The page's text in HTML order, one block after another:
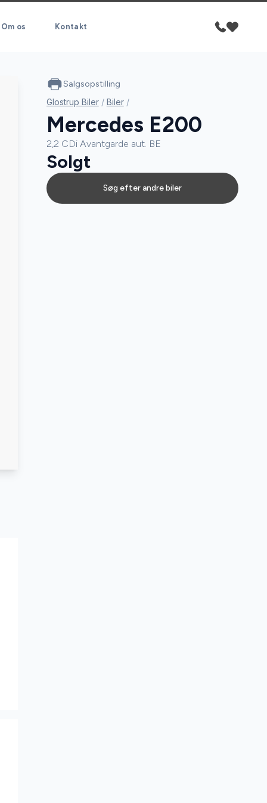
Om os Kontakt
Salgsopstilling
Glostrup Biler / Biler /
Mercedes E200
2,2 CDi Avantgarde aut. BE
Solgt
Søg efter andre biler